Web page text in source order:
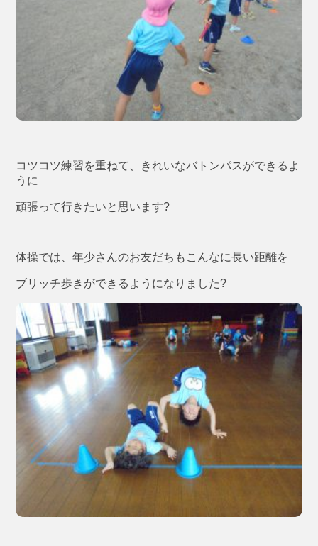
コツコツ練習を重ねて、きれいなバトンパスができるよ
うに
頑張って行きたいと思います?
体操では、年少さんのお友だちもこんなに長い距離を
ブリッチ歩きができるようになりました?